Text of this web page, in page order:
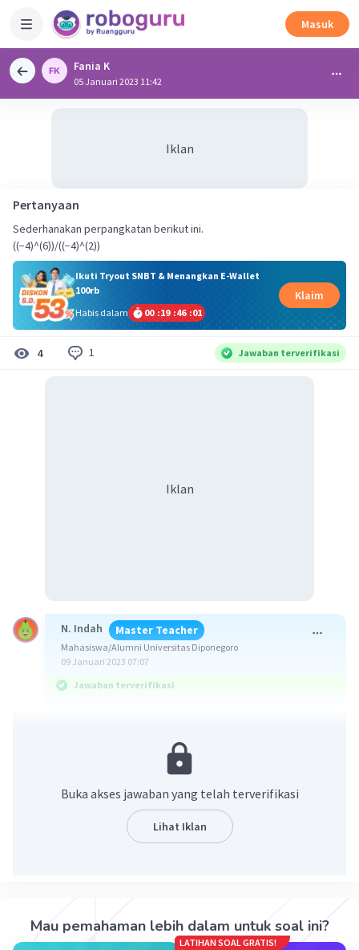
Masuk
Fania K
05 Januari 2023 11:42
Iklan
Pertanyaan
Sederhanakan perpangkatan berikut ini.
((−4)^(6))/((−4)^(2))
Ikuti Tryout SNBT & Menangkan E-Wallet
100rb
Habis dalam
00 :19 :46 :01
Klaim
4 1 Jawaban terverifikasi
Iklan
N. Indah Master Teacher
Mahasiswa/Alumni Universitas Diponegoro
09 Januari 2023 07:07
Jawaban terverifikasi
Maka diperoleh:
Jadi, bentuk sederhananya adalah (-4)^(4).
Buka akses jawaban yang telah terverifikasi
Lihat Iklan
Mau pemahaman lebih dalam untuk soal ini?
LATIHAN SOAL GRATIS!